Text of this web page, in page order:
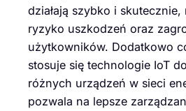
działają szybko i
ryzyko uszkodzeń oraz
użytkowników. Dodatkowo
stosuje się technologie IoT
różnych urządzeń w sieci
pozwala na lepsze